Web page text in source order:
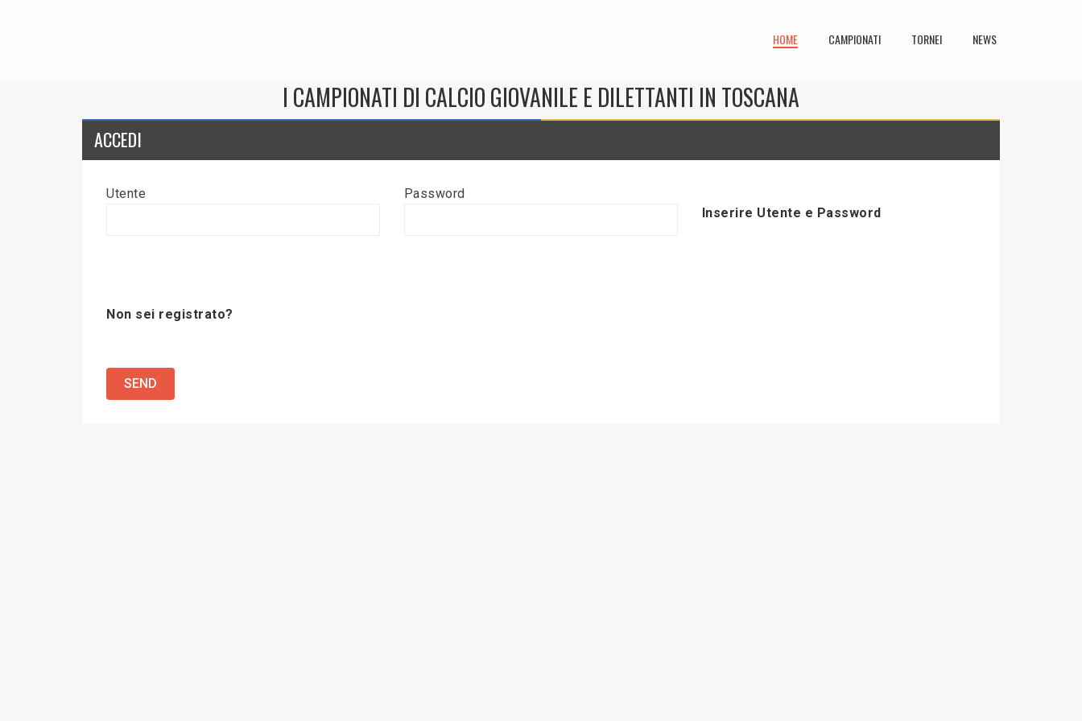
HOME CAMPIONATI TORNEI NEWS
I CAMPIONATI DI CALCIO GIOVANILE E DILETTANTI IN TOSCANA
ACCEDI
Utente
Password
Inserire Utente e Password
Non sei registrato?